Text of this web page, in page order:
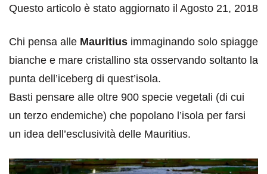
Questo articolo è stato aggiornato il Agosto 21, 2018
Chi pensa alle Mauritius immaginando solo spiagge
bianche e mare cristallino sta osservando soltanto la
punta dell’iceberg di quest’isola.
Basti pensare alle oltre 900 specie vegetali (di cui
un terzo endemiche) che popolano l’isola per farsi
un idea dell’esclusività delle Mauritius.